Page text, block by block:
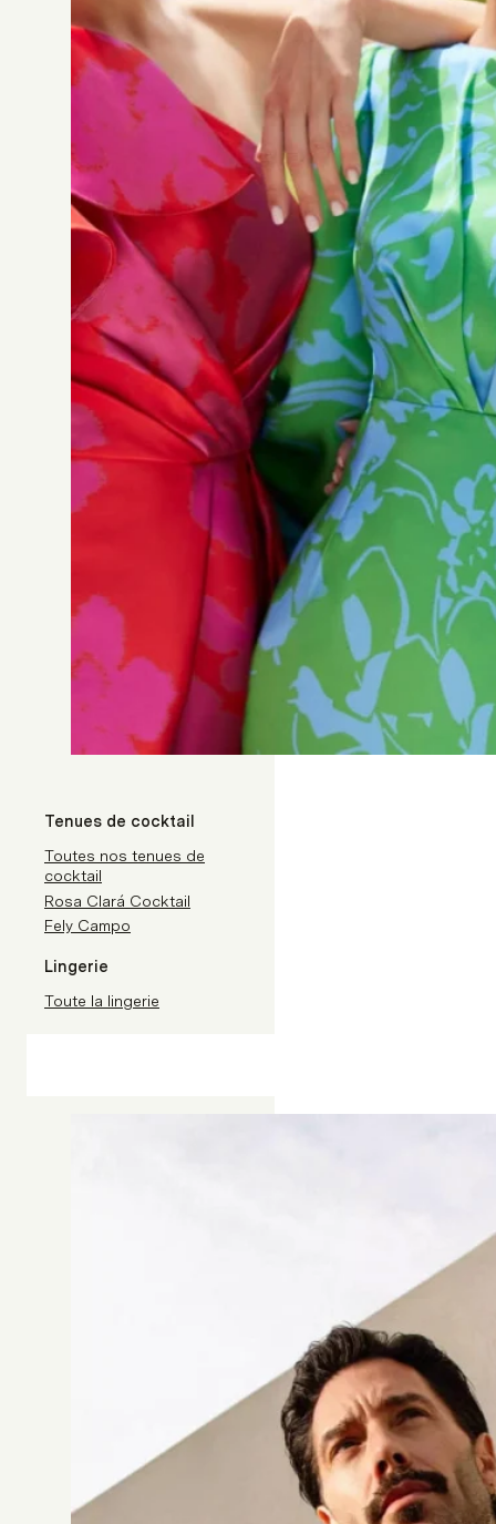
Tenues de cocktail
Toutes nos tenues de
cocktail
Rosa Clará Cocktail
Fely Campo
Lingerie
Toute la lingerie
CHAUSSETTES BLEU MARINE
Chaussettes